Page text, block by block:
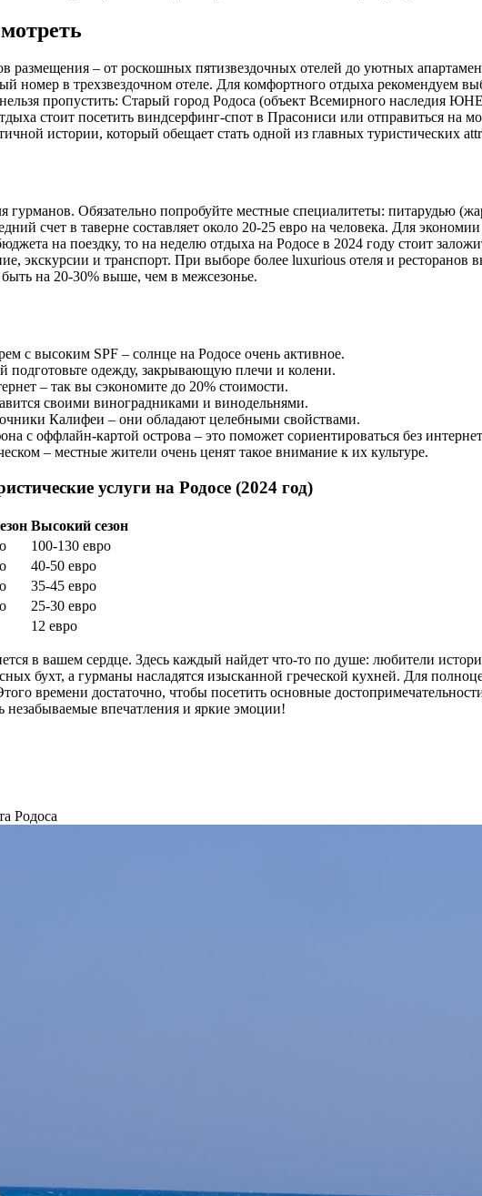
размещения – от роскошных пятизвездочных отелей до уютных
номер в трехзвездочном отеле. Для комфортного отдыха рекомендуем
пропустить: Старый город Родоса (объект Всемирного наследия
стоит посетить виндсерфинг-спот в Прасониси или отправиться на
истории, который обещает стать одной из главных туристических
гурманов. Обязательно попробуйте местные специалитеты: питарудью
счет в таверне составляет около 20-25 евро на человека. Для
на поездку, то на неделю отдыха на Родосе в 2024 году стоит
экскурсии и транспорт. При выборе более luxurious отеля и
на 20-30% выше, чем в межсезонье.
с высоким SPF – солнце на Родосе очень активное.
подготовьте одежду, закрывающую плечи и колени.
– так вы сэкономите до 20% стоимости.
своими виноградниками и винодельнями.
Калифеи – они обладают целебными свойствами.
с оффлайн-картой острова – это поможет сориентироваться без
– местные жители очень ценят такое внимание к их культуре.
услуги на Родосе (2024 год)
Высокий сезон
100-130 евро
40-50 евро
35-45 евро
25-30 евро
12 евро
в вашем сердце. Здесь каждый найдет что-то по душе: любители
бухт, а гурманы насладятся изысканной греческой кухней. Для
времени достаточно, чтобы посетить основные
незабываемые впечатления и яркие эмоции!
Родоса